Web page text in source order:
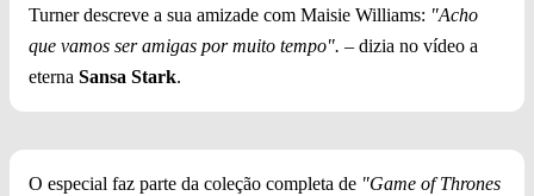
Turner descreve a sua amizade com Maisie Williams: "Acho
que vamos ser amigas por muito tempo". – dizia no vídeo a
eterna Sansa Stark.
O especial faz parte da coleção completa de "Game of Thrones